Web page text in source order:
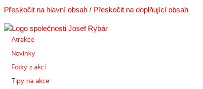
Přeskočit na hlavní obsah / Přeskočit na doplňující obsah
Atrakce
Novinky
Fotky z akcí
Tipy na akce